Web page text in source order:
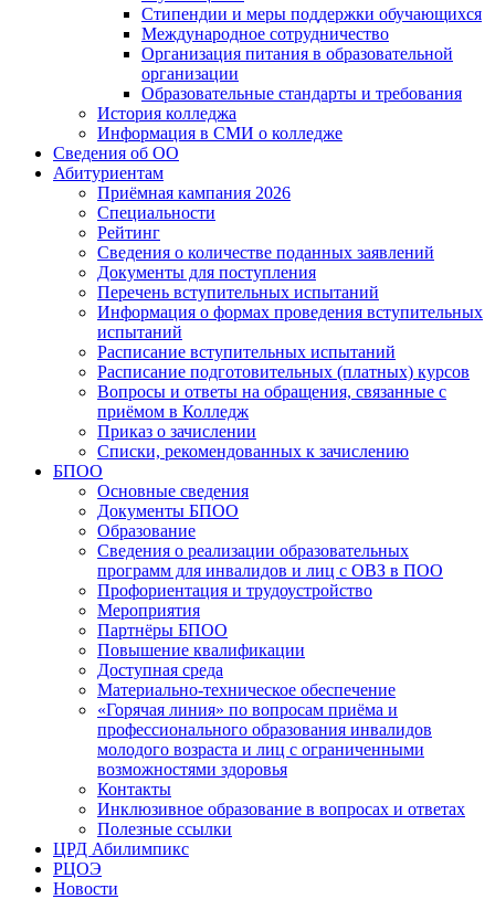
Стипендии и меры поддержки обучающихся
Международное сотрудничество
Организация питания в образовательной
организации
Образовательные стандарты и требования
История колледжа
Информация в СМИ о колледже
Сведения об ОО
Абитуриентам
Приёмная кампания 2026
Специальности
Рейтинг
Сведения о количестве поданных заявлений
Документы для поступления
Перечень вступительных испытаний
Информация о формах проведения вступительных
испытаний
Расписание вступительных испытаний
Расписание подготовительных (платных) курсов
Вопросы и ответы на обращения, связанные с
приёмом в Колледж
Приказ о зачислении
Списки, рекомендованных к зачислению
БПОО
Основные сведения
Документы БПОО
Образование
Сведения о реализации образовательных
программ для инвалидов и лиц с ОВЗ в ПОО
Профориентация и трудоустройство
Мероприятия
Партнёры БПОО
Повышение квалификации
Доступная среда
Материально-техническое обеспечение
«Горячая линия» по вопросам приёма и
профессионального образования инвалидов
молодого возраста и лиц с ограниченными
возможностями здоровья
Контакты
Инклюзивное образование в вопросах и ответах
Полезные ссылки
ЦРД Абилимпикс
РЦОЭ
Новости